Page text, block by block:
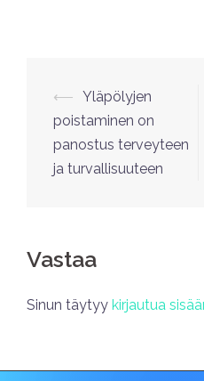
⟵ Yläpölyjen
poistaminen on
panostus terveyteen
ja turvallisuuteen
Vastaa
Sinun täytyy kirjautua